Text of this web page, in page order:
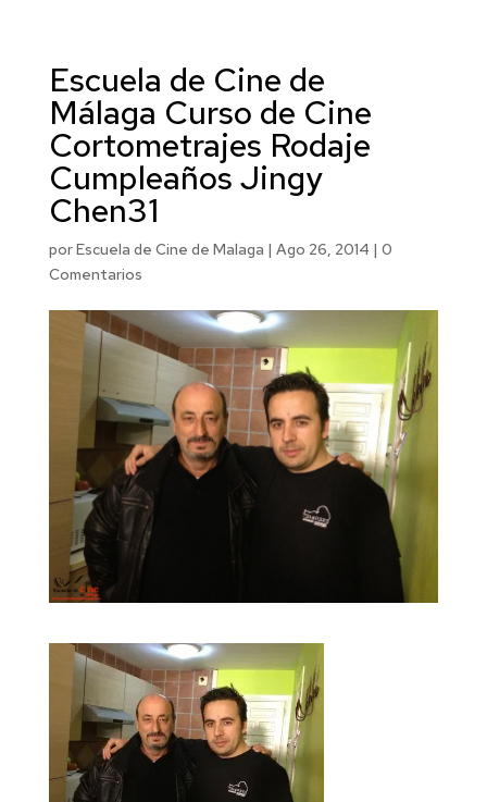
Escuela de Cine de
Málaga Curso de Cine
Cortometrajes Rodaje
Cumpleaños Jingy
Chen31
porEscuela de Cine de Malaga | Ago 26, 2014 | 0
Comentarios